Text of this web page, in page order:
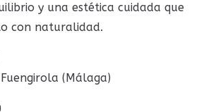
y una estética cuidada que
con naturalidad.
(Málaga)